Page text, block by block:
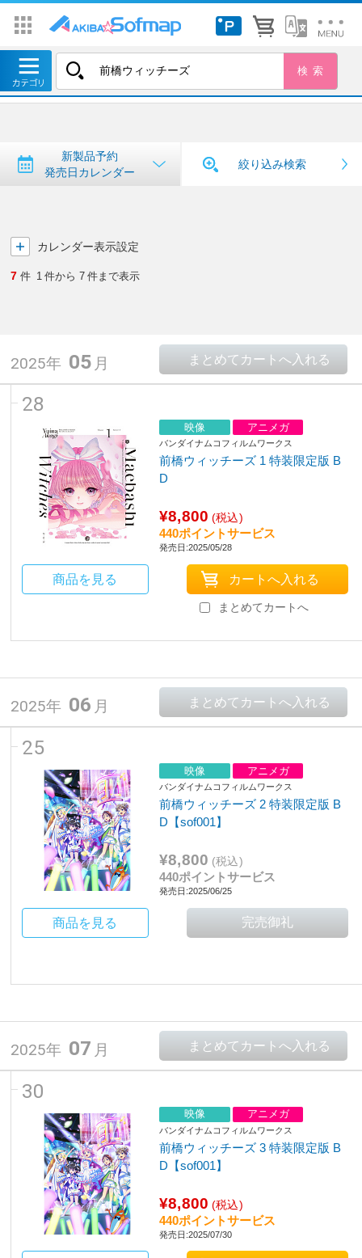
トップ ＞ 新製品予約・発売日カレンダー
新製品予約・発売日カレンダー
新製品予約
発売日カレンダー
絞り込み検索
カレンダー表示設定
7 件 1 件から 7 件まで表示
2025年 05 月
28
映像 アニメガ
バンダイナムコフィルムワークス
前橋ウィッチーズ 1 特装限定版 B
D
¥8,800 (税込)
440ポイントサービス
発売日:2025/05/28
商品を見る
まとめてカートへ
2025年 06 月
25
映像 アニメガ
バンダイナムコフィルムワークス
前橋ウィッチーズ 2 特装限定版 B
D【sof001】
¥8,800 (税込)
440ポイントサービス
発売日:2025/06/25
商品を見る
2025年 07 月
30
映像 アニメガ
バンダイナムコフィルムワークス
前橋ウィッチーズ 3 特装限定版 B
D【sof001】
¥8,800 (税込)
440ポイントサービス
発売日:2025/07/30